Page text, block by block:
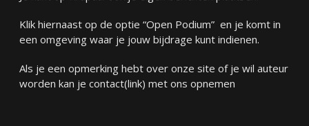
Klik hiernaast op de optie “Open Podium” en je komt in
een omgeving waar je jouw bijdrage kunt indienen.
Als je een opmerking hebt over onze site of je wil auteur
worden kan je contact(link) met ons opnemen